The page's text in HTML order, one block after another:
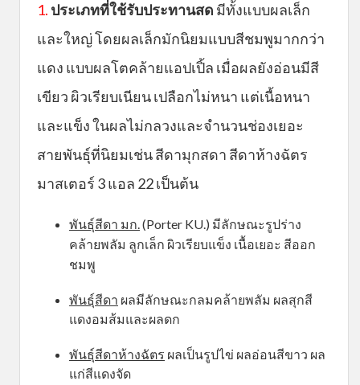
1. ประเภทที่ใช้รับประทานสด มีทั้งแบบผลเล็ก
และใหญ่ โดยผลเล็กมักนิยมแบบสีชมพูมากกว่า
แดง แบบผลโตคล้ายแอปเปิ้ล เมื่อผลยังอ่อนมีสี
เขียว ผิวเรียบเนียน เปลือกไม่หนา แต่เนื้อหนา
และแข็ง ในผลไม่กลวงและจำนวนช่องเยอะ
สายพันธุ์ที่นิยมเช่น สีดามุกสดา สีดาห้างฉัตร
มาสเตอร์ 3 แอล 22 เป็นต้น
พันธุ์สีดา มก.(Porter KU.) มีลักษณะรูปร่าง
คล้ายพลัม ลูกเล็ก ผิวเรียบแข็ง เนื้อเยอะ สีออก
ชมพู
พันธุ์สีดา ผลมีลักษณะกลมคล้ายพลัม ผลสุกสี
แดงอมส้มและผลดก
พันธุ์สีดาห้างฉัตร ผลเป็นรูปไข่ ผลอ่อนสีขาว ผล
แก่สีแดงจัด